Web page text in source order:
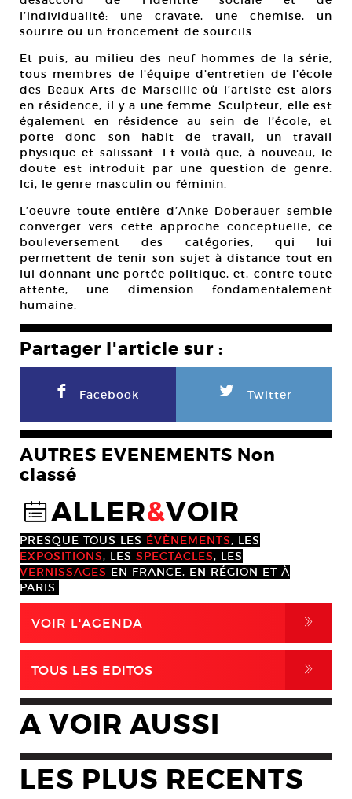
l’individualité: une cravate, une chemise, un
sourire ou un froncement de sourcils.
Et puis, au milieu des neuf hommes de la série,
tous membres de l’équipe d’entretien de l’école
des Beaux-Arts de Marseille où l’artiste est alors
en résidence, il y a une femme. Sculpteur, elle est
également en résidence au sein de l’école, et
porte donc son habit de travail, un travail
physique et salissant. Et voilà que, à nouveau, le
doute est introduit par une question de genre.
Ici, le genre masculin ou féminin.
L’oeuvre toute entière d’Anke Doberauer semble
converger vers cette approche conceptuelle, ce
bouleversement des catégories, qui lui
permettent de tenir son sujet à distance tout en
lui donnant une portée politique, et, contre toute
attente, une dimension fondamentalement
humaine.
Partager l'article sur :
F Facebook L Twitter
AUTRES EVENEMENTS Non
classé
@ALLER&VOIR
PRESQUE TOUS LES ÉVÈNEMENTS, LES
EXPOSITIONS, LES SPECTACLES, LES
VERNISSAGES EN FRANCE, EN RÉGION ET À
PARIS.
VOIR L'AGENDA ,
TOUS LES EDITOS ,
A VOIR AUSSI
LES PLUS RECENTS